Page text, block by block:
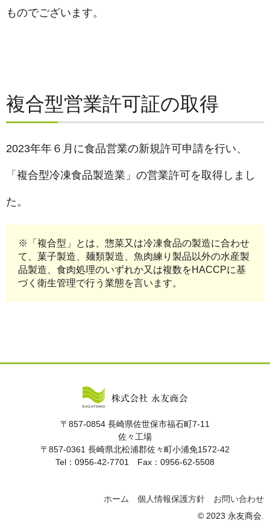
ものでございます。
複合型営業許可証の取得
2023年年６月に食品営業の新規許可申請を行い、
「複合型冷凍食品製造業」の営業許可を取得しまし
た。
※「複合型」とは、惣菜又は冷凍食品の製造に合わせ
て、菓子製造、麺類製造、魚肉練り製品以外の水産製
品製造、食肉処理のいずれか又は複数をHACCPに基
づく衛生管理で行う業態を言います。
〒857-0854 長崎県佐世保市福石町7-11
佐々工場
〒857-0361 長崎県北松浦郡佐々町小浦免1572-42
Tel：0956-42-7701 Fax：0956-62-5508
ホーム 個人情報保護方針
お問い合わせ
© 2023 永友商会.